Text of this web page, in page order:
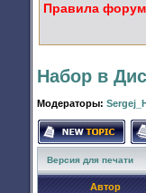
Правила
Набор в
Модераторы:
Версия для печати
Автор